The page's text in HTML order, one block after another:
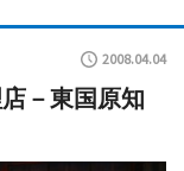
2008.04.04
－東国原知